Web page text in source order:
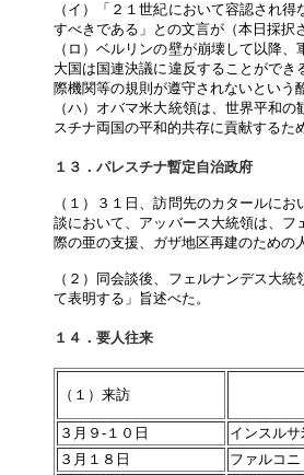
（イ）「２１世紀において容認され
すべきである」との文言が（本日採択
（ロ）ベルリンの壁が崩壊して以降
大国は国連決議に違反することがで
際機関等の規則が遵守されないという
（ハ）オバマ米大統領は、世界平和
スチナ両国の平和的共存に貢献する
１３．パレスチナ暫定自治政府
（１）３１日、訪問先のカタールに
談において、アッバース大統領は、
際の亜の支援、ガザ地区再建のため
（２）同会談後、フェルナンデス大
て表明する」旨述べた。
１４．要人往来
（１）来訪
３月９-１０日
インスル
３月１８日
ファルコ